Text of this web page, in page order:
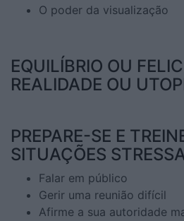
O poder da visualização
EQUILÍBRIO OU
REALIDADE OU
PREPARE-SE E
SITUAÇÕES
Falar em público
Gerir uma reunião difícil
Afirme a sua autoridade